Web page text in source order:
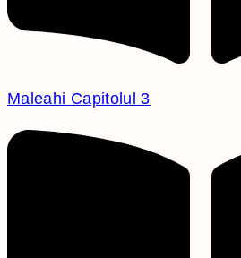
Maleahi Capitolul 3